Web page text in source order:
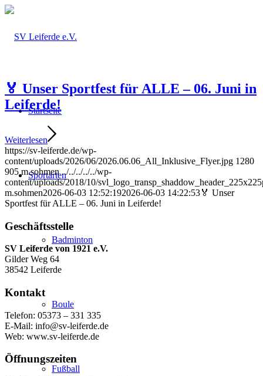
Startseite
Sportarten
Badminton
Boule
Fußball
🏅 Unser Sportfest für ALLE – 06. Juni in
Leiferde!
Weiterlesen
https://sv-leiferde.de/wp-
content/uploads/2026/06/2026.06.06_All_Inklusive_Flyer.jpg 1280
905 m.sohmen ../../../../../wp-
content/uploads/2018/10/
m.sohmen2026-06-03 12:52:192026-06-03 14:22:53🏅 Unser
Sportfest für ALLE – 06. Juni in Leiferde!
Geschäftsstelle
SV Leiferde von 1921 e.V.
Gilder Weg 64
38542 Leiferde
Kontakt
Telefon: 05373 – 331 335
E-Mail: info@sv-leiferde.de
Web: www.sv-leiferde.de
Öffnungszeiten